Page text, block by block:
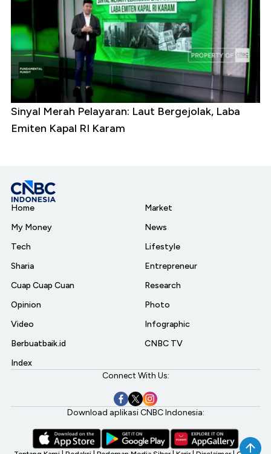
Sinyal Merah Pelayaran: Laut Bergejolak, Laba
Emiten Kapal RI Karam
Home
My Money
Tech
Sharia
Cuap Cuap Cuan
Opinion
Video
Berbuatbaik.id
Index
Market
News
Lifestyle
Entrepreneur
Research
Photo
Infographic
CNBC TV
Connect With Us:
Download aplikasi CNBC Indonesia: